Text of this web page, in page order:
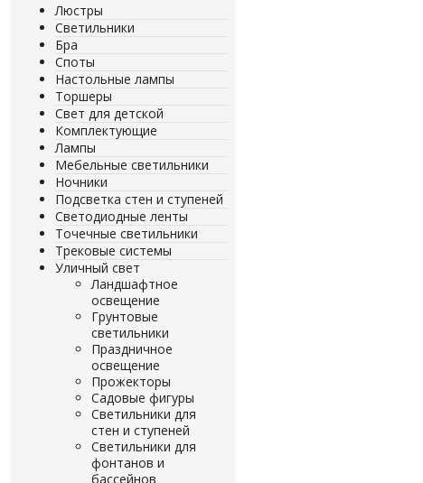
Люстры
Светильники
Бра
Споты
Настольные лампы
Торшеры
Свет для детской
Комплектующие
Лампы
Мебельные светильники
Ночники
Подсветка стен и ступеней
Светодиодные ленты
Точечные светильники
Трековые системы
Уличный свет
Ландшафтное
освещение
Грунтовые
светильники
Праздничное
освещение
Прожекторы
Садовые фигуры
Светильники для
стен и ступеней
Светильники для
фонтанов и
бассейнов